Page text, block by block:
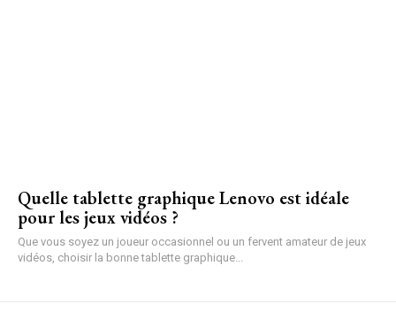
Quelle tablette graphique Lenovo est idéale
pour les jeux vidéos ?
Que vous soyez un joueur occasionnel ou un fervent amateur de jeux
vidéos, choisir la bonne tablette graphique...